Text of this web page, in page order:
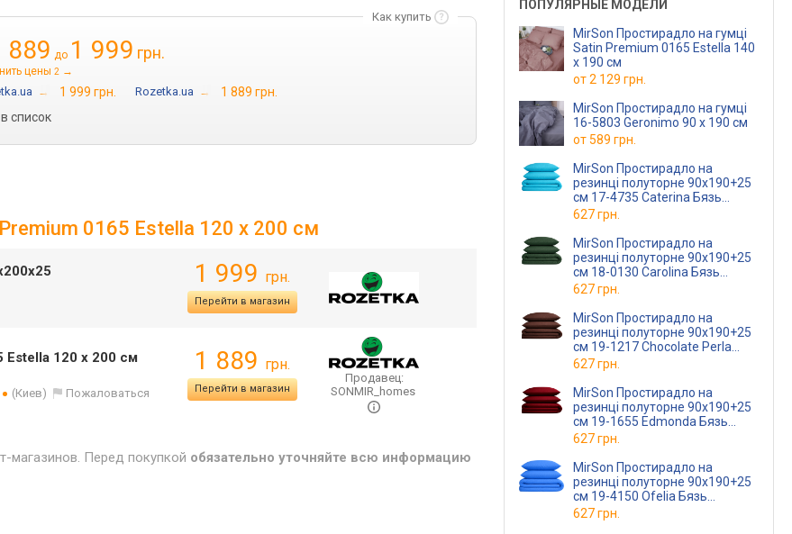
Как купить
889 до 1 999 грн.
цены 2 →
→ 1 999 грн. Rozetka.ua →
1 889 грн.
в список
0165 Estella 120 х 200 см
1 999 грн.
Перейти в магазин
Estella 120 х 200 см
(Киев) Пожаловаться
1 889 грн.
Перейти в магазин
Продавец:
SONMIR_homes
магазинов. Перед покупкой обязательно уточняйте всю информацию
ПОПУЛЯРНЫЕ МОДЕЛИ
MirSon Простирадло на гумці
Satin Premium 0165 Estella 140
х 190 см
от2 129 грн.
MirSon Простирадло на гумці
16-5803 Geronimo 90 х 190 см
от589 грн.
MirSon Простирадло на
резинці полуторне 90x190+25
см 17-4735 Caterina Бязь
Premium
627 грн.
MirSon Простирадло на
резинці полуторне 90x190+25
см 18-0130 Carolina Бязь
Premium
627 грн.
MirSon Простирадло на
резинці полуторне 90x190+25
см 19-1217 Chocolate Perla
Бязь Premium
627 грн.
MirSon Простирадло на
резинці полуторне 90x190+25
см 19-1655 Edmonda Бязь
Premium
627 грн.
MirSon Простирадло на
резинці полуторне 90x190+25
см 19-4150 Ofelia Бязь
Premium
627 грн.